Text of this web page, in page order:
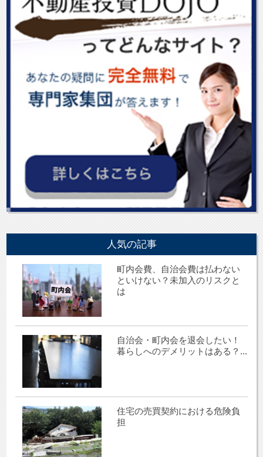
人気の記事
町内会費、自治会費は払わない
といけない？未加入のリスクと
は
自治会・町内会を退会したい！
暮らしへのデメリットはある？...
住宅の売買契約における危険負
担